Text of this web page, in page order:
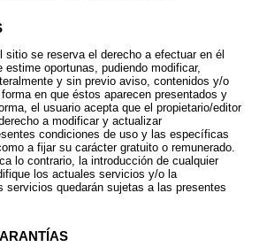
sitio se reserva el derecho a efectuar en él
estime oportunas, pudiendo modificar,
y sin previo aviso, contenidos y/o
en que éstos aparecen presentados y
el usuario acepta que el propietario/editor
a modificar y actualizar
condiciones de uso y las específicas
a fijar su carácter gratuito o remunerado.
lo contrario, la introducción de cualquier
los actuales servicios y/o la
servicios quedarán sujetas a las presentes